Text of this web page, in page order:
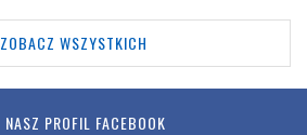
ZOBACZ WSZYSTKICH
NASZ PROFIL FACEBOOK